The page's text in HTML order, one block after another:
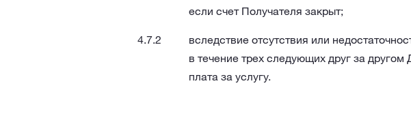
если счет Получателя закрыт;
вследствие отсутствия или
в течение трех следующих друг за
плата за услугу.